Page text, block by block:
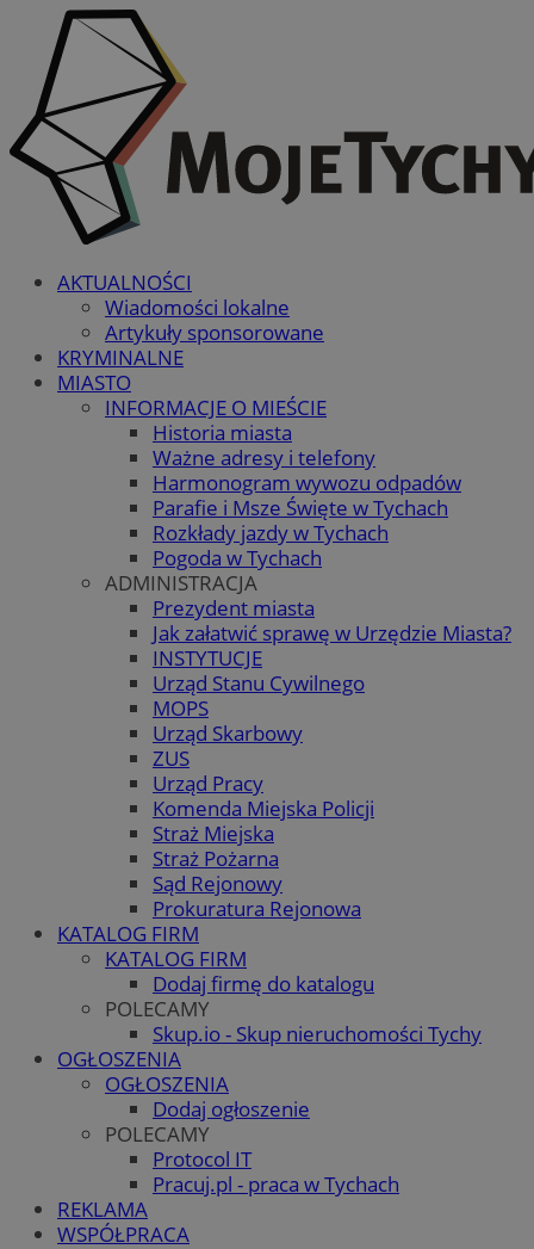
AKTUALNOŚCI
Wiadomości lokalne
Artykuły sponsorowane
KRYMINALNE
MIASTO
INFORMACJE O MIEŚCIE
Historia miasta
Ważne adresy i telefony
Harmonogram wywozu odpadów
Parafie i Msze Święte w Tychach
Rozkłady jazdy w Tychach
Pogoda w Tychach
ADMINISTRACJA
Prezydent miasta
Jak załatwić sprawę w Urzędzie Miasta?
INSTYTUCJE
Urząd Stanu Cywilnego
MOPS
Urząd Skarbowy
ZUS
Urząd Pracy
Komenda Miejska Policji
Straż Miejska
Straż Pożarna
Sąd Rejonowy
Prokuratura Rejonowa
KATALOG FIRM
KATALOG FIRM
Dodaj firmę do katalogu
POLECAMY
Skup.io - Skup nieruchomości Tychy
OGŁOSZENIA
OGŁOSZENIA
Dodaj ogłoszenie
POLECAMY
Protocol IT
Pracuj.pl - praca w Tychach
REKLAMA
WSPÓŁPRACA